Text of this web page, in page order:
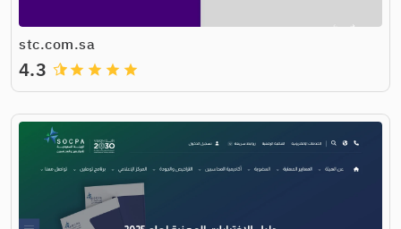
stc.com.sa
grade
grade
grade
grade
4.3